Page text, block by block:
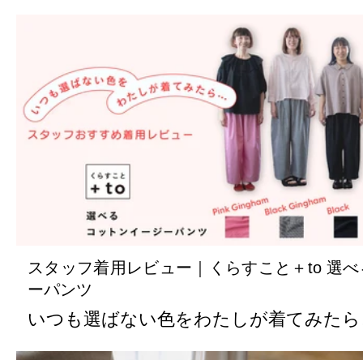
スタッフ着用レビュー｜くらすこと＋to 選
ーパンツ
いつも選ばない色をわたしが着てみた